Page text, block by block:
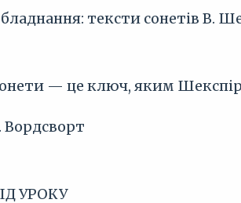
тексти сонетів В.
— це ключ, яким Шекспір
Вордсворт
УРОКУ